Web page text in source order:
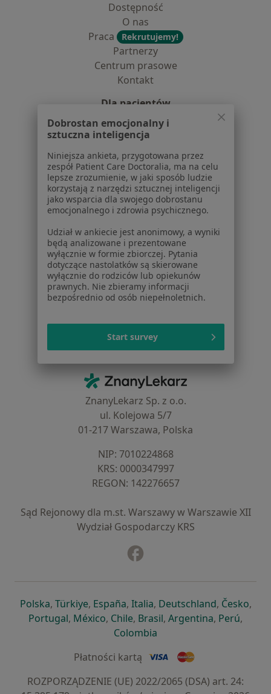
Dostępność
O nas
Praca
Rekrutujemy!
Partnerzy
Centrum prasowe
Kontakt
Dla pacjentów
Lekarze
Placówki medyczne
Pytania i odpowiedzi
Usługi i zabiegi
Choroby
Pomoc
Aplikacje mobilne
Blog dla pacjentów
Dla profesjonalistów
Cennik
Dla lekarzy
Dla placówek medycznych
Baza wiedzy
Kontakt ZnanyLekarz - Strona główna
ZnanyLekarz Sp. z o.o.
ul. Kolejowa 5/7
01-217 Warszawa, Polska
NIP: ⁠7010224868
KRS: ⁠0000347997
REGON: ⁠142276657
Sąd Rejonowy dla m.st. Warszawy w Warszawie XII
Wydział Gospodarczy KRS
Polskaotwiera się w nowej karcie
, Türkiyeotwiera się w nowej karcie
, Españaotwiera się w nowej karcie
, Italiaotwiera się w nowej
, Deutschlandotwiera się
, Česko,
Portugalotwiera się w nowej karcie
, Méxicootwiera się w nowej karcie
, Chileotwiera się w nowej karcie
, Brasilotwiera się w nowej
, Argentinaotwiera się
, Perú,
Colombia
Płatności kartą
ROZPORZĄDZENIE (UE) 2022/2065 (DSA) art. 24:
Dobrostan emocjonalny i
sztuczna inteligencja
Niniejsza ankieta, przygotowana przez
zespół Patient Care Doctoralia, ma na celu
lepsze zrozumienie, w jaki sposób ludzie
korzystają z narzędzi sztucznej inteligencji
jako wsparcia dla swojego dobrostanu
emocjonalnego i zdrowia psychicznego.
Udział w ankiecie jest anonimowy, a wyniki
będą analizowane i prezentowane
wyłącznie w formie zbiorczej. Pytania
dotyczące nastolatków są skierowane
wyłącznie do rodziców lub opiekunów
prawnych. Nie zbieramy informacji
bezpośrednio od osób niepełnoletnich.
Start survey